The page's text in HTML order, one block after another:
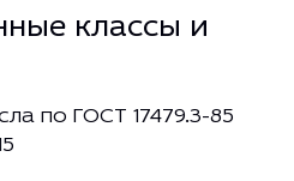
классы и
по ГОСТ 17479.3-85